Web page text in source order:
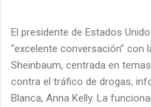
El presidente de Estados
“excelente conversación” con
Sheinbaum, centrada en
contra el tráfico de drogas,
Blanca, Anna Kelly. La